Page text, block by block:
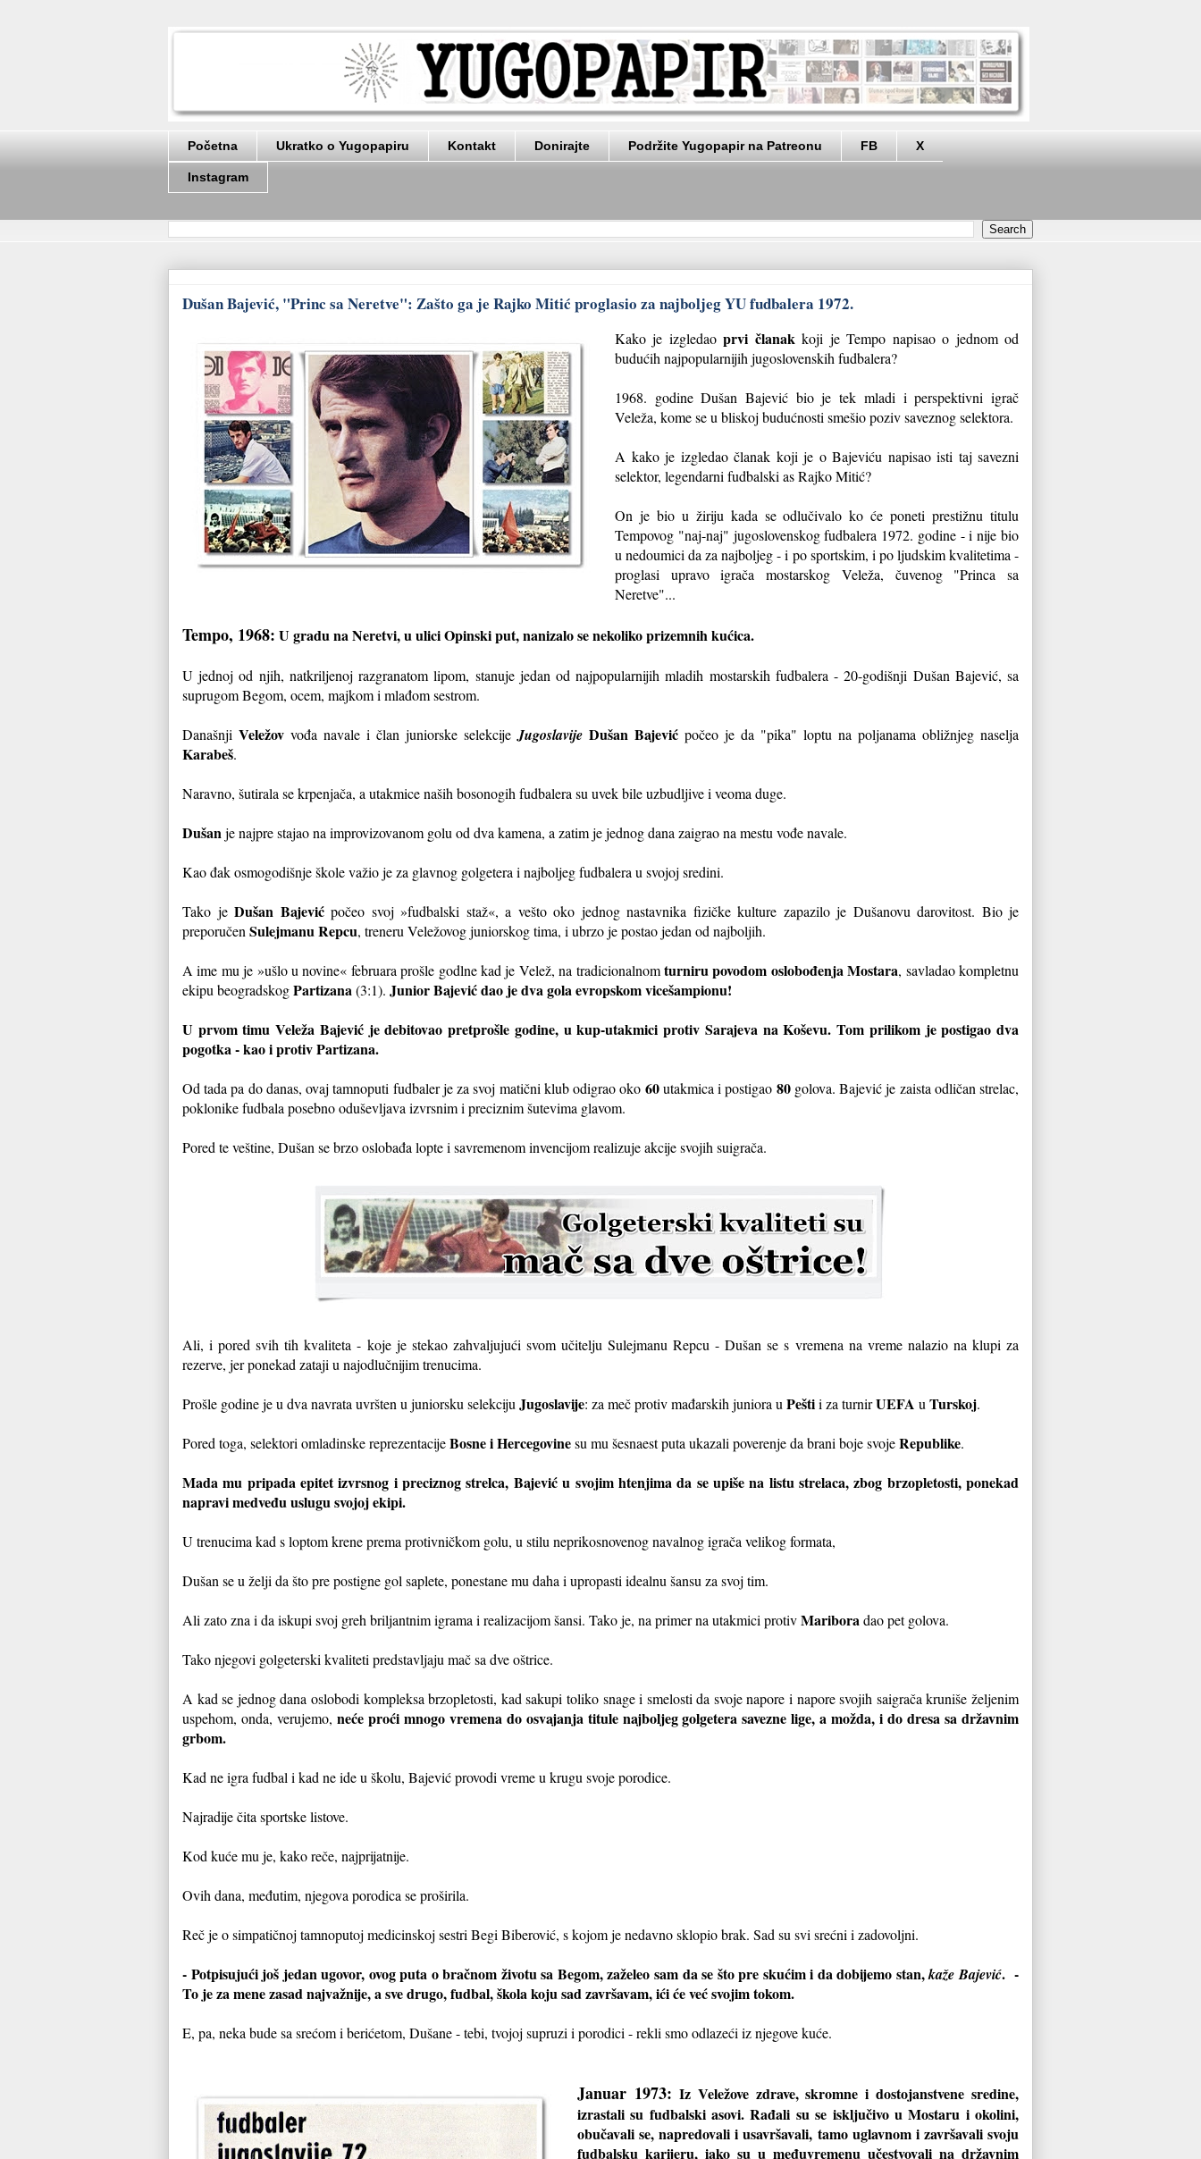
Početna Ukratko o Yugopapiru Kontakt Donirajte Podržite Yugopapir na Patreonu FB X
Instagram
Dušan Bajević, "Princ sa Neretve": Zašto ga je Rajko Mitić proglasio za najboljeg YU fudbalera 1972.
Kako je izgledaoprvi članak koji je Tempo napisao o jednom od
budućih najpopularnijih jugoslovenskih fudbalera?
1968. godine Dušan Bajević bio je tek mladi i perspektivni igrač
Veleža, kome se u bliskoj budućnosti smešio poziv saveznog selektora.
A kako je izgledao članak koji je o Bajeviću napisao isti taj savezni
selektor, legendarni fudbalski as Rajko Mitić?
On je bio u žiriju kada se odlučivalo ko će poneti prestižnu titulu
Tempovog "naj-naj" jugoslovenskog fudbalera 1972. godine - i nije bio
u nedoumici da za najboljeg - i po sportskim, i po ljudskim kvalitetima -
proglasi upravo igrača mostarskog Veleža, čuvenog "Princa sa
Neretve"...
Tempo, 1968: U gradu na Neretvi, u ulici Opinski put, nanizalo se nekoliko prizemnih kućica.
U jednoj od njih, natkriljenoj razgranatom lipom, stanuje jedan od najpopularnijih mladih mostarskih fudbalera - 20-godišnji Dušan Bajević, sa
suprugom Begom, ocem, majkom i mlađom sestrom.
Današnji Veležov vođa navale i član juniorske selekcije Jugoslavije Dušan Bajević počeo je da "pika" loptu na poljanama obližnjeg naselja
Karabeš.
Naravno, šutirala se krpenjača, a utakmice naših bosonogih fudbalera su uvek bile uzbudljive i veoma duge.
Dušan je najpre stajao na improvizovanom golu od dva kamena, a zatim je jednog dana zaigrao na mestu vođe navale.
Kao đak osmogodišnje škole važio je za glavnog golgetera i najboljeg fudbalera u svojoj sredini.
Tako je Dušan Bajevićpočeo svoj »fudbalski staž«, a vešto oko jednog nastavnika fizičke kulture zapazilo je Dušanovu darovitost. Bio je
preporučen Sulejmanu Repcu, treneru Veležovog juniorskog tima, i ubrzo je postao jedan od najboljih.
A ime mu je »ušlo u novine« februara prošle godlne kad je Velež, na tradicionalnomturniru povodom oslobođenja Mostara, savladao kompletnu
ekipu beogradskogPartizana (3:1). Junior Bajević dao je dva gola evropskom vicešampionu!
U prvom timu Veleža Bajević je debitovao pretprošle godine, u kup-utakmici protiv Sarajeva na Koševu. Tom prilikom je postigao dva
pogotka - kao i protiv Partizana.
Od tada pa do danas, ovaj tamnoputi fudbaler je za svoj matični klub odigrao oko 60utakmica i postigao 80golova. Bajević je zaista odličan strelac,
poklonike fudbala posebno oduševljava izvrsnim i preciznim šutevima glavom.
Pored te veštine, Dušan se brzo oslobađa lopte i savremenom invencijom realizuje akcije svojih suigrača.
Ali, i pored svih tih kvaliteta - koje je stekao zahvaljujući svom učitelju Sulejmanu Repcu - Dušan se s vremena na vreme nalazio na klupi za
rezerve, jer ponekad zataji u najodlučnijim trenucima.
Prošle godine je u dva navrata uvršten u juniorsku selekciju Jugoslavije: za meč protiv mađarskih juniora u Peštii za turnirUEFA u Turskoj.
Pored toga, selektori omladinske reprezentacijeBosne i Hercegovinesu mu šesnaest puta ukazali poverenje da brani boje svojeRepublike.
Mada mu pripada epitet izvrsnog i preciznog strelca, Bajević u svojim htenjima da se upiše na listu strelaca, zbog brzopletosti, ponekad
napravi medveđu uslugu svojoj ekipi.
U trenucima kad s loptom krene prema protivničkom golu, u stilu neprikosnovenog navalnog igrača velikog formata,
Dušan se u želji da što pre postigne gol saplete, ponestane mu daha i upropasti idealnu šansu za svoj tim.
Ali zato zna i da iskupi svoj greh briljantnim igrama i realizacijom šansi. Tako je, na primer na utakmici protivMaribora dao pet golova.
Tako njegovi golgeterski kvaliteti predstavljaju mač sa dve oštrice.
A kad se jednog dana oslobodi kompleksa brzopletosti, kad sakupi toliko snage i smelosti da svoje napore i napore svojih saigrača kruniše željenim
uspehom, onda, verujemo, neće proći mnogo vremena do osvajanja titule najboljeg golgetera savezne lige, a možda, i do dresa sa državnim
grbom.
Kad ne igra fudbal i kad ne ide u školu, Bajević provodi vreme u krugu svoje porodice.
Najradije čita sportske listove.
Kod kuće mu je, kako reče, najprijatnije.
Ovih dana, međutim, njegova porodica se proširila.
Reč je o simpatičnoj tamnoputoj medicinskoj sestri Begi Biberović, s kojom je nedavno sklopio brak. Sad su svi srećni i zadovoljni.
- Potpisujući još jedan ugovor, ovog puta o bračnom životu sa Begom, zaželeo sam da se što pre skućim i da dobijemo stan,kaže Bajević. -
To je za mene zasad najvažnije, a sve drugo, fudbal, škola koju sad završavam, ići će već svojim tokom.
E, pa, neka bude sa srećom i berićetom, Dušane - tebi, tvojoj supruzi i porodici - rekli smo odlazeći iz njegove kuće.
Januar 1973: Iz Veležove zdrave, skromne i dostojanstvene sredine,
izrastali su fudbalski asovi. Rađali su se isključivo u Mostaru i okolini,
obučavali se, napredovali i usavršavali, tamo uglavnom i završavali svoju
fudbalsku karijeru, iako su u međuvremenu učestvovali na državnim